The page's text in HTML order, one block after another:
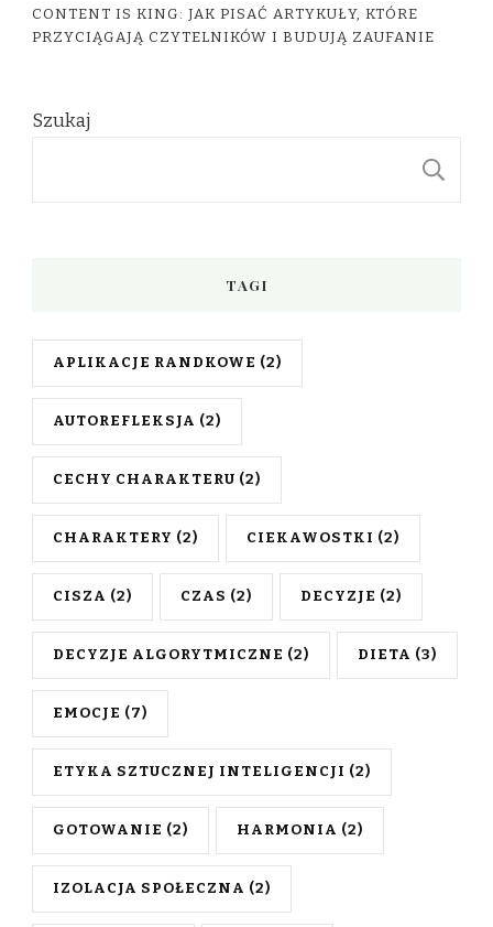
CONTENT IS KING: JAK PISAĆ ARTYKUŁY, KTÓRE
PRZYCIĄGAJĄ CZYTELNIKÓW I BUDUJĄ ZAUFANIE
Szukaj
TAGI
APLIKACJE RANDKOWE (2)
AUTOREFLEKSJA (2)
CECHY CHARAKTERU (2)
CHARAKTERY (2) CIEKAWOSTKI (2)
CISZA (2) CZAS (2) DECYZJE (2)
DECYZJE ALGORYTMICZNE (2) DIETA (3)
EMOCJE (7)
ETYKA SZTUCZNEJ INTELIGENCJI (2)
GOTOWANIE (2) HARMONIA (2)
IZOLACJA SPOŁECZNA (2)